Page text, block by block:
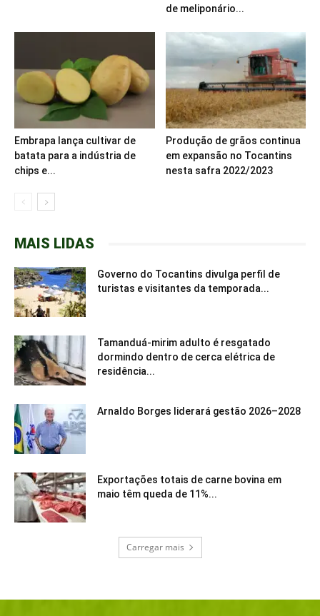
de meliponário...
Embrapa lança cultivar de
batata para a indústria de
chips e...
Produção de grãos continua
em expansão no Tocantins
nesta safra 2022/2023
MAIS LIDAS
Governo do Tocantins divulga perfil de
turistas e visitantes da temporada...
Tamanduá-mirim adulto é resgatado
dormindo dentro de cerca elétrica de
residência...
Arnaldo Borges liderará gestão 2026–2028
Exportações totais de carne bovina em
maio têm queda de 11%...
Carregar mais